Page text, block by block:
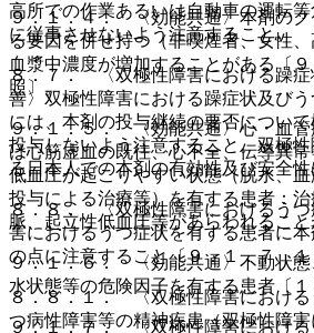
９．１．４． 〈効能共通〉本剤のク
る要因を併せ持つ（非喫煙者、女性
血漿中濃度が増加することがある〔
照〕。
９．１．５． 〈効能共通〉心・血管
は心筋虚血の既往、心不全、伝導異
低血圧が起こりやすい状態（脱水、
投与による治療等）を有する患者：
脈、起立性低血圧等があらわれるこ
９．１．６． 〈効能共通〉不動状態
水状態等の危険因子を有する患者〔１
９．１．７． 〈双極性障害におけ
高所での作業あるいは自動車の運転
に従事させないよう注意すること。
８．７． 〈双極性障害における躁症
善〉双極性障害における躁症状及び
には、本剤の投与継続の要否につい
投与しないよう注意すること。双極
る日本人での本剤の有効性及び安全
８．８． 〈双極性障害におけるうつ
害におけるうつ症状を有する患者に
の点に注意すること〔９．１．７、１
８．８．１． 〈双極性障害における
つ病性障害等の精神疾患（双極性障